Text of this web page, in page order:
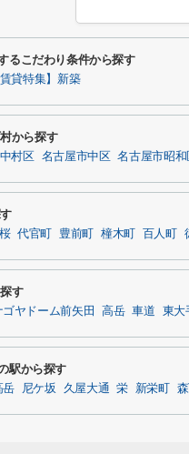
るこだわり条件から探す
賃貸特集】新築
から探す
村区 名古屋市中区 名古屋市昭和
代官町 豊前町 橦木町 百人町
す
ゴヤドーム前矢田 高岳 車道 東大
駅から探す
岳 尼ケ坂 久屋大通 栄 新栄町